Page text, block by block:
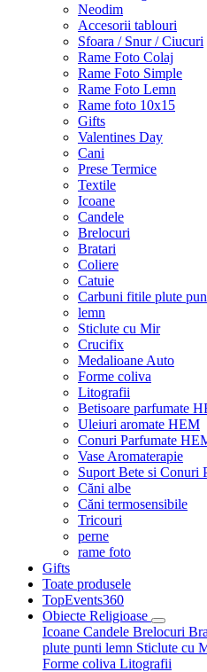
Neodim
Accesorii tablouri
Sfoara / Snur / Ciucuri
Rame Foto Colaj
Rame Foto Simple
Rame Foto Lemn
Rame foto 10x15
Gifts
Valentines Day
Cani
Prese Termice
Textile
Icoane
Candele
Brelocuri
Bratari
Coliere
Catuie
Carbuni fitile plute
lemn
Sticlute cu Mir
Crucifix
Medalioane Auto
Forme coliva
Litografii
Betisoare parfumate
Uleiuri aromate HEM
Conuri Parfumate
Vase Aromaterapie
Suport Bete si Conuri
Căni albe
Căni termosensibile
Tricouri
perne
rame foto
Gifts
Toate produsele
TopEvents360
Obiecte Religioase
Icoane Candele Brelocuri
plute punti lemn Sticlute cu
Forme coliva Litografii